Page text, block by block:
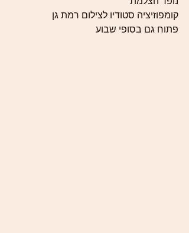
קומפוזיציה סטודיו לצילום רמת גן
פתוח גם בסופי שבוע